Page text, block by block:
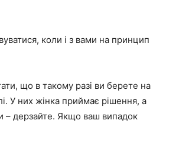
коли і з вами на принцип
що в такому разі ви берете на
У них жінка приймає рішення, а
– дерзайте. Якщо ваш випадок